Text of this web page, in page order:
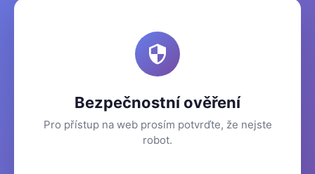
Bezpečnostní ověření
Pro přístup na web prosím potvrďte, že nejste
robot.